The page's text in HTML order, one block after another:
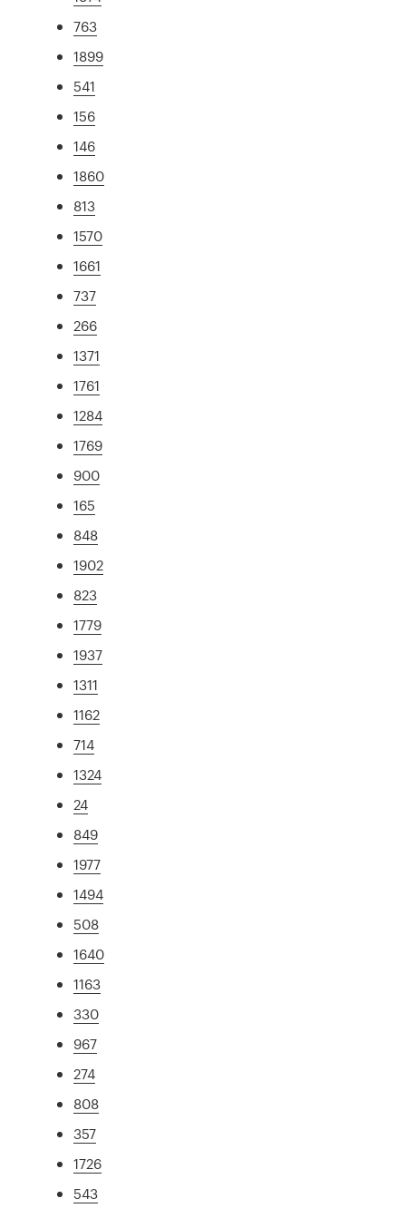
763
1899
541
156
146
1860
813
1570
1661
737
266
1371
1761
1284
1769
900
165
848
1902
823
1779
1937
1311
1162
714
1324
24
849
1977
1494
508
1640
1163
330
967
274
808
357
1726
543